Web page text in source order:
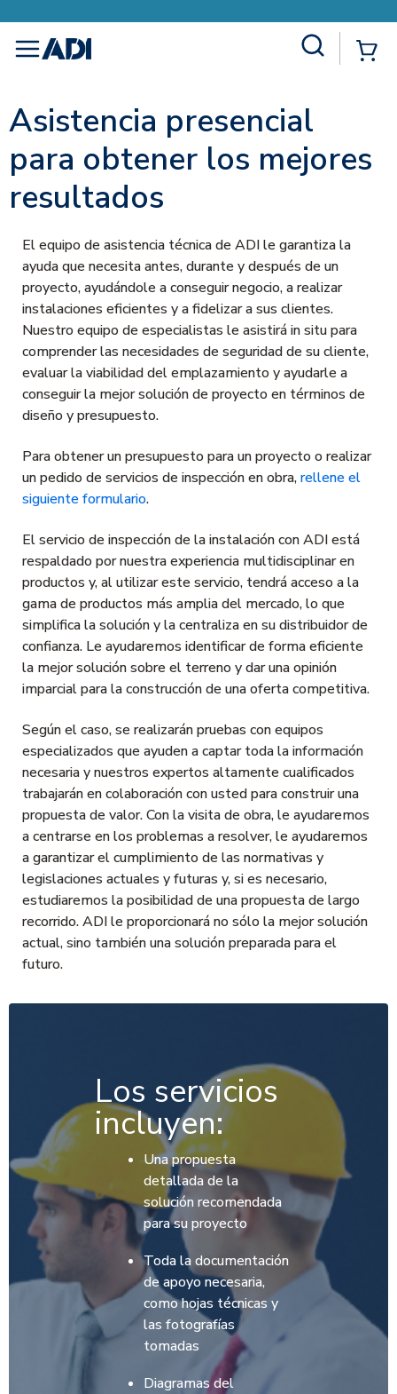
menu
Asistencia presencial
para obtener los mejores
resultados
El equipo de asistencia técnica de ADI le garantiza la
ayuda que necesita antes, durante y después de un
proyecto, ayudándole a conseguir negocio, a realizar
instalaciones eficientes y a fidelizar a sus clientes.
Nuestro equipo de especialistas le asistirá in situ para
comprender las necesidades de seguridad de su cliente,
evaluar la viabilidad del emplazamiento y ayudarle a
conseguir la mejor solución de proyecto en términos de
diseño y presupuesto.
Para obtener un presupuesto para un proyecto o realizar
un pedido de servicios de inspección en obra,rellene el
siguiente formulario.
El servicio de inspección de la instalación con ADI está
respaldado por nuestra experiencia multidisciplinar en
productos y, al utilizar este servicio, tendrá acceso a la
gama de productos más amplia del mercado, lo que
simplifica la solución y la centraliza en su distribuidor de
confianza. Le ayudaremos identificar de forma eficiente
la mejor solución sobre el terreno y dar una opinión
imparcial para la construcción de una oferta competitiva.
Según el caso, se realizarán pruebas con equipos
especializados que ayuden a captar toda la información
necesaria y nuestros expertos altamente cualificados
trabajarán en colaboración con usted para construir una
propuesta de valor. Con la visita de obra, le ayudaremos
a centrarse en los problemas a resolver, le ayudaremos
a garantizar el cumplimiento de las normativas y
legislaciones actuales y futuras y, si es necesario,
estudiaremos la posibilidad de una propuesta de largo
recorrido. ADI le proporcionará no sólo la mejor solución
actual, sino también una solución preparada para el
futuro.
Los servicios
incluyen:
Una propuesta
detallada de la
solución recomendada
para su proyecto
Toda la documentación
de apoyo necesaria,
como hojas técnicas y
las fotografías
tomadas
Diagramas del